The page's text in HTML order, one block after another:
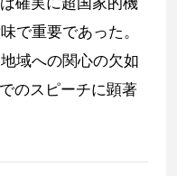
で重要であった。
域への関心の欠如
のスピーチに顕著